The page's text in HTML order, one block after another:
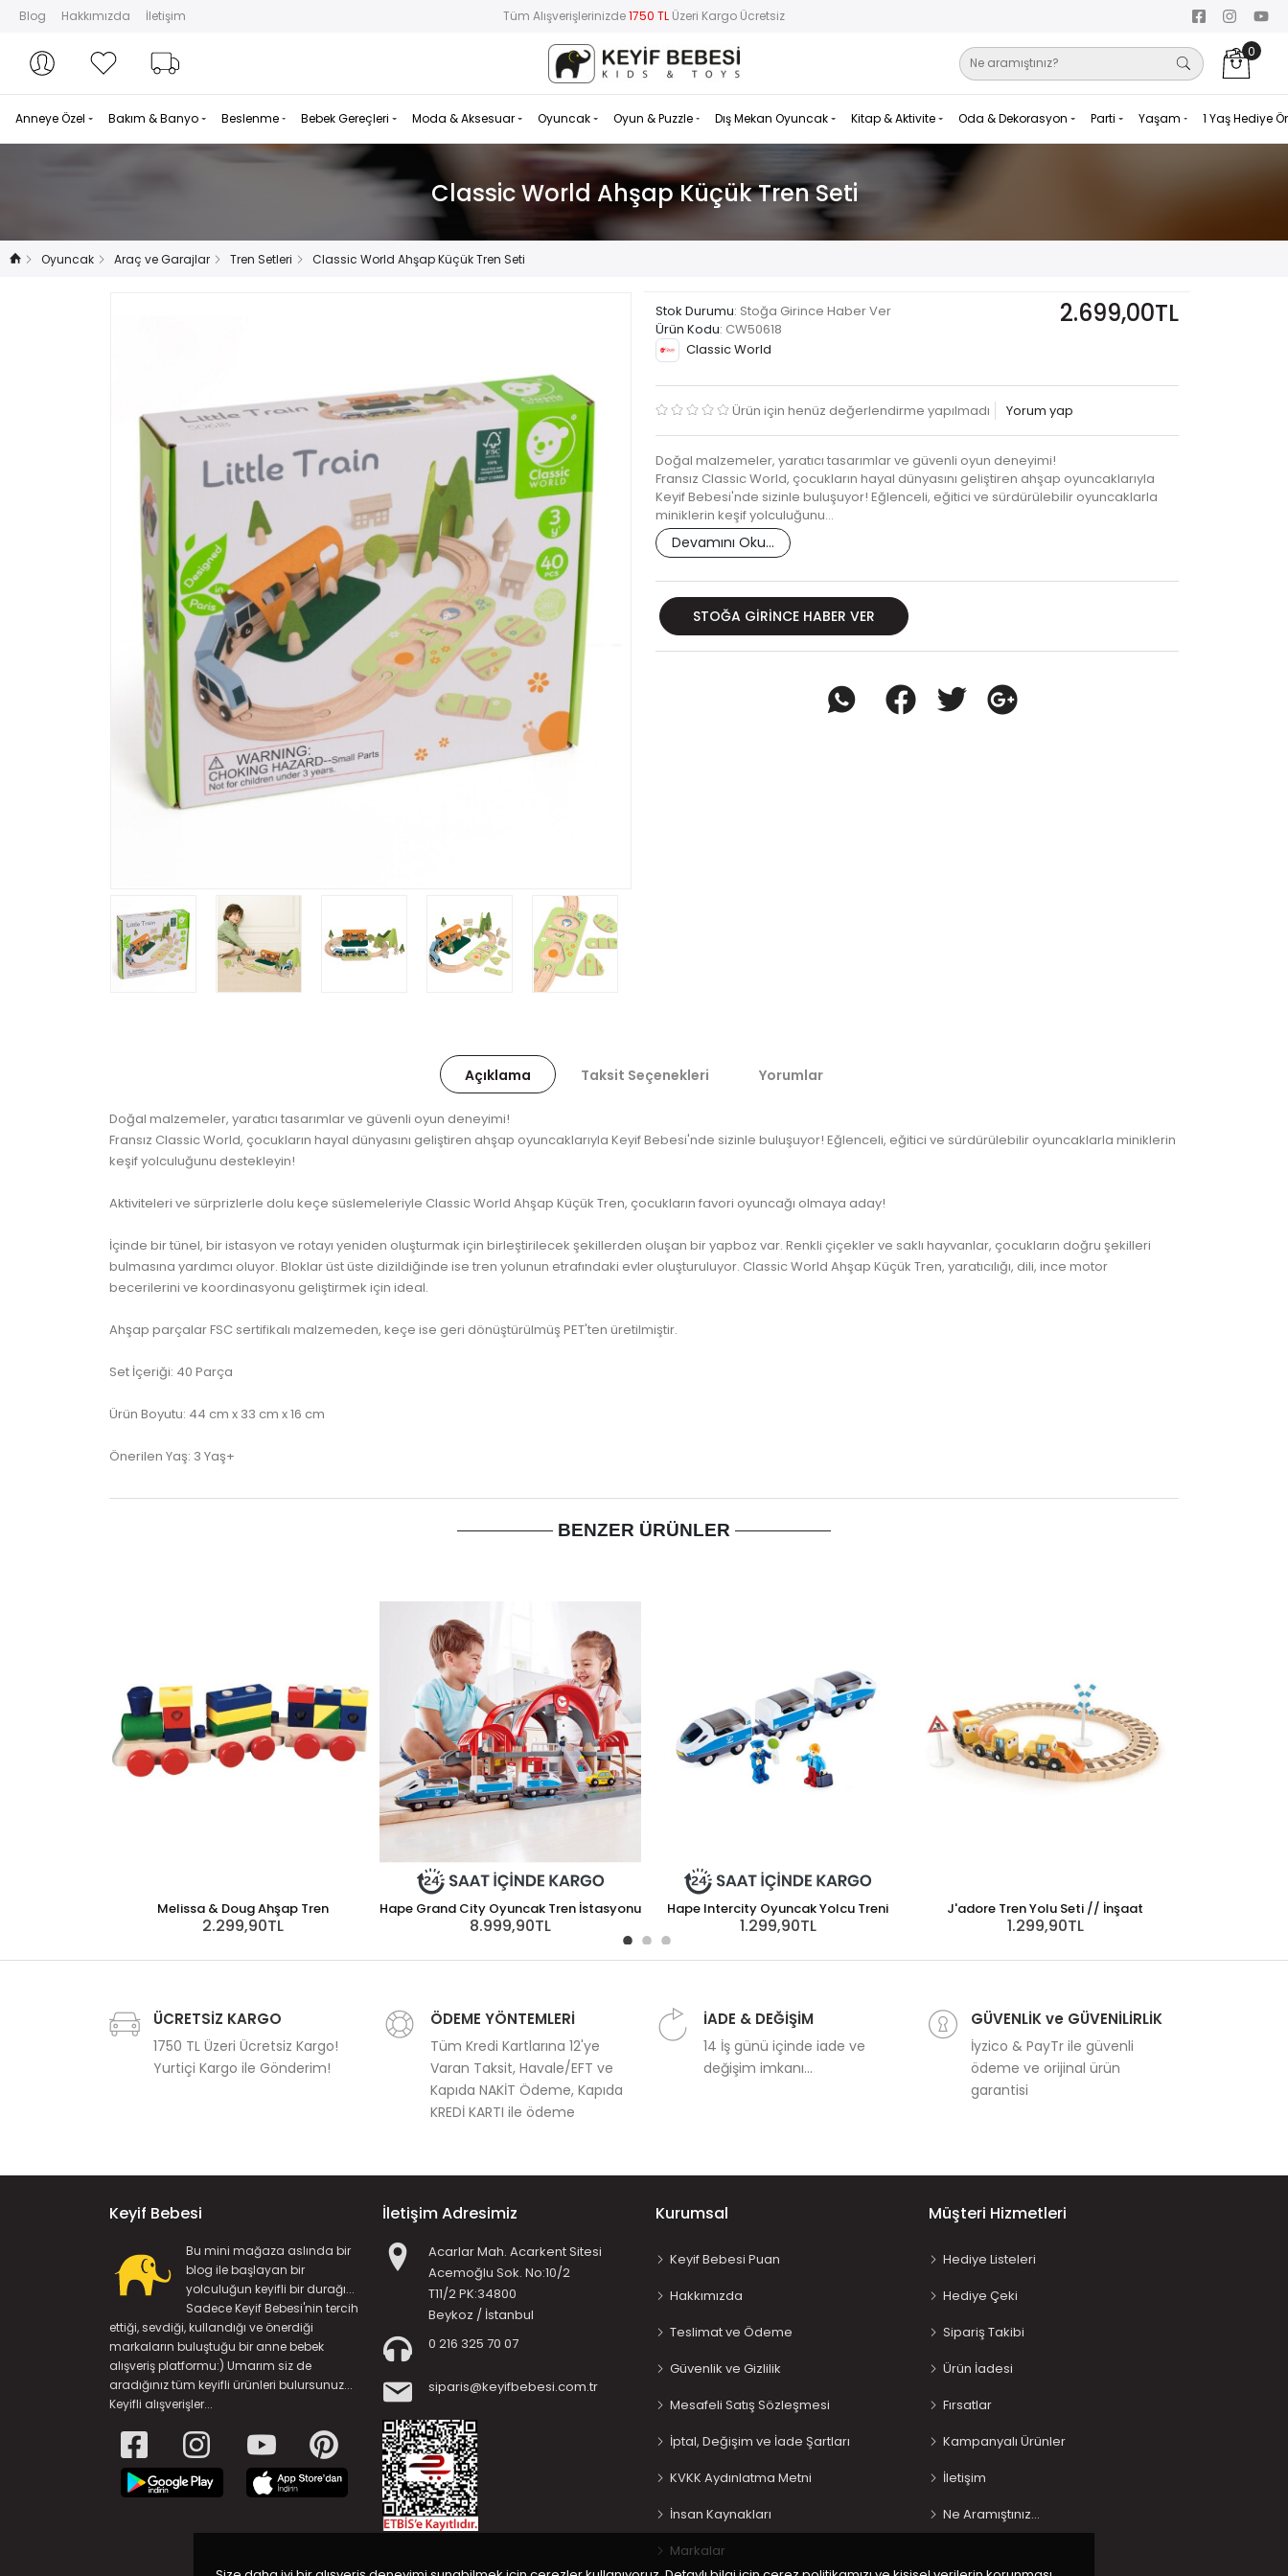
Blog Hakkımızda İletişim Tüm Alışverişlerinizde1750 TL Üzeri Kargo Ücretsiz
Hesabım
Hesabım Favorilerim 0
Anneye Özel Bakım & Banyo Beslenme Bebek Gereçleri Moda & Aksesuar Oyuncak Oyun & Puzzle Dış Mekan Oyuncak Kitap & Aktivite Oda & Dekorasyon Parti Yaşam 1 Yaş Hediye
Classic World Ahşap Küçük Tren Seti
Oyuncak Araç ve Garajlar Tren Setleri Classic World Ahşap Küçük Tren Seti
Stok Durumu: Stoğa Girince Haber Ver
Ürün Kodu: CW50618
Classic World
2.699,00TL
Ürün için henüz değerlendirme yapılmadı Yorum yap
Doğal malzemeler, yaratıcı tasarımlar ve güvenli oyun deneyimi!
Fransız Classic World, çocukların hayal dünyasını geliştiren ahşap oyuncaklarıyla
Keyif Bebesi'nde sizinle buluşuyor! Eğlenceli, eğitici ve sürdürülebilir oyuncaklarla
miniklerin keşif yolculuğunu…
Devamını Oku...
STOĞA GIRINCE HABER VER
Açıklama Taksit Seçenekleri Yorumlar
Doğal malzemeler, yaratıcı tasarımlar ve güvenli oyun deneyimi!
Fransız Classic World, çocukların hayal dünyasını geliştiren ahşap oyuncaklarıyla Keyif Bebesi'nde sizinle buluşuyor! Eğlenceli, eğitici ve sürdürülebilir oyuncaklarla miniklerin
keşif yolculuğunu destekleyin!
Aktiviteleri ve sürprizlerle dolu keçe süslemeleriyle Classic World Ahşap Küçük Tren, çocukların favori oyuncağı olmaya aday!
İçinde bir tünel, bir istasyon ve rotayı yeniden oluşturmak için birleştirilecek şekillerden oluşan bir yapboz var. Renkli çiçekler ve saklı hayvanlar, çocukların doğru şekilleri
bulmasına yardımcı oluyor. Bloklar üst üste dizildiğinde ise tren yolunun etrafındaki evler oluşturuluyor. Classic World Ahşap Küçük Tren, yaratıcılığı, dili, ince motor
becerilerini ve koordinasyonu geliştirmek için ideal.
Ahşap parçalar FSC sertifikalı malzemeden, keçe ise geri dönüştürülmüş PET'ten üretilmiştir.
Set İçeriği: 40 Parça
Ürün Boyutu: 44 cm x 33 cm x 16 cm
Önerilen Yaş: 3 Yaş+
BENZER ÜRÜNLER
Melissa & Doug Ahşap Tren
2.299,90TL
Hape Grand City Oyuncak Tren İstasyonu
8.999,90TL
Hape Intercity Oyuncak Yolcu Treni
1.299,90TL
J'adore Tren Yolu Seti // İnşaat
1.299,90TL
J'adore Tren
ÜCRETSİZ KARGO
1750 TL Üzeri Ücretsiz Kargo!
Yurtiçi Kargo ile Gönderim!
ÖDEME YÖNTEMLERİ
Tüm Kredi Kartlarına 12'ye
Varan Taksit, Havale/EFT ve
Kapıda NAKİT Ödeme, Kapıda
KREDİ KARTI ile ödeme
İADE & DEĞİŞİM
14 İş günü içinde iade ve
değişim imkanı...
GÜVENLİK ve GÜVENİLİRLİK
İyzico & PayTr ile güvenli
ödeme ve orijinal ürün
garantisi
Keyif Bebesi
Bu mini mağaza aslında bir
blog ile başlayan bir
yolculuğun keyifli bir durağı...
Sadece Keyif Bebesi'nin tercih
ettiği, sevdiği, kullandığı ve önerdiği
markaların buluştuğu bir anne bebek
alışveriş platformu:) Umarım siz de
aradığınız tüm keyifli ürünleri bulursunuz...
Keyifli alışverişler...
İletişim Adresimiz
Acarlar Mah. Acarkent Sitesi
Acemoğlu Sok. No:10/2
T11/2 PK:34800
Beykoz / İstanbul
0 216 325 70 07
siparis@keyifbebesi.com.tr
Kurumsal
Keyif Bebesi Puan
Hakkımızda
Teslimat ve Ödeme
Güvenlik ve Gizlilik
Mesafeli Satış Sözleşmesi
İptal, Değişim ve İade Şartları
KVKK Aydınlatma Metni
İnsan Kaynakları
Markalar
Müşteri Hizmetleri
Hediye Listeleri
Hediye Çeki
Sipariş Takibi
Ürün İadesi
Fırsatlar
Kampanyalı Ürünler
İletişim
Ne Aramıştınız…